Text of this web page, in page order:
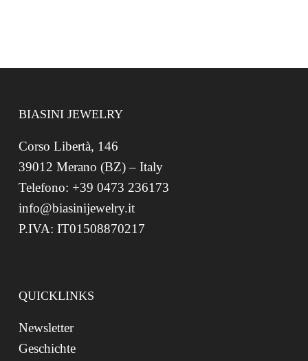
BIASINI JEWELRY
Corso Libertà, 146
39012 Merano (BZ) – Italy
Telefono: +39 0473 236173
info@biasinijewelry.it
P.IVA: IT01508870217
QUICKLINKS
Newsletter
Geschichte